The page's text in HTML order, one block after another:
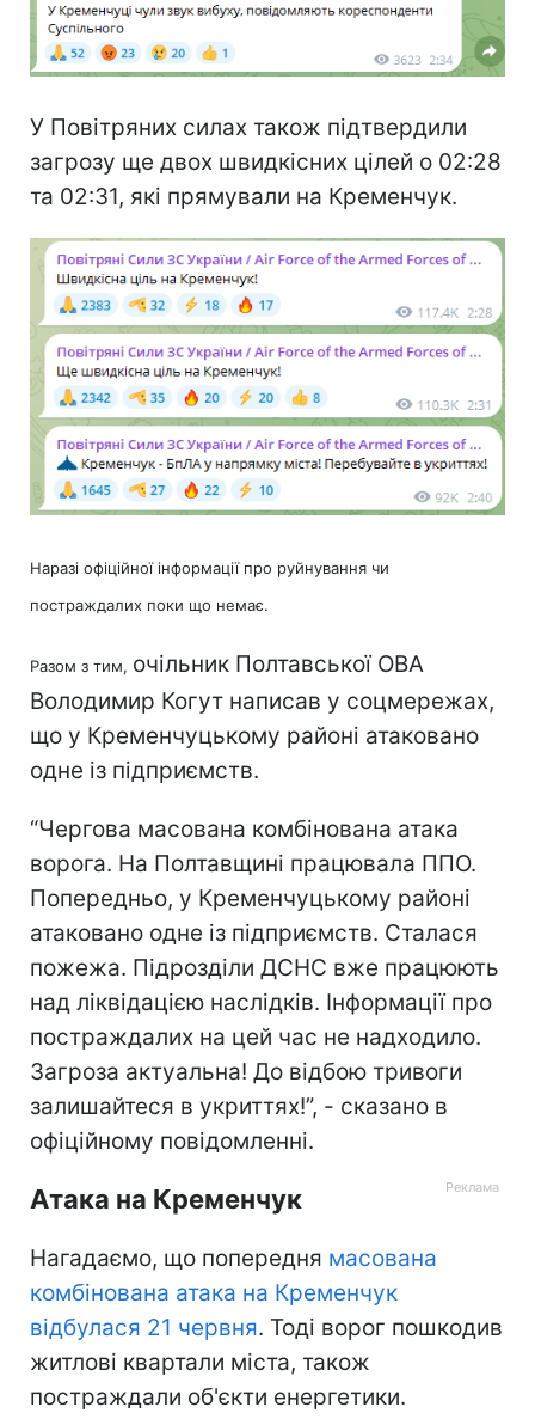
У Повітряних силах також підтвердили
загрозу ще двох швидкісних цілей о 02:28
та 02:31, які прямували на Кременчук.
Наразі офіційної інформації про руйнування чи
постраждалих поки що немає.
Разом з тим, очільник Полтавської ОВА
Володимир Когут написав у соцмережах,
що у Кременчуцькому районі атаковано
одне із підприємств.
“Чергова масована комбінована атака
ворога. На Полтавщині працювала ППО.
Попередньо, у Кременчуцькому районі
атаковано одне із підприємств. Сталася
пожежа. Підрозділи ДСНС вже працюють
над ліквідацією наслідків. Інформації про
постраждалих на цей час не надходило.
Загроза актуальна! До відбою тривоги
залишайтеся в укриттях!”, - сказано в
офіційному повідомленні.
Атака на Кременчук
Нагадаємо, що попередня масована
комбінована атака на Кременчук
відбулася 21 червня. Тоді ворог пошкодив
житлові квартали міста, також
постраждали об'єкти енергетики.